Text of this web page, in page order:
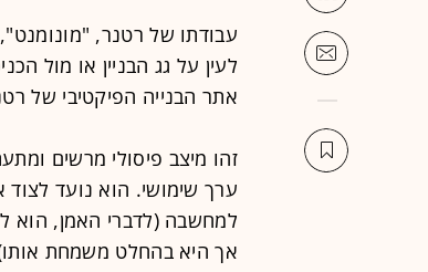
עבודתו של רטנר,
לעין על גג הבניין או מול
אתר הבנייה הפיקטיבי של
זהו מיצב פיסולי מרשים
ערך שימושי. הוא נועד
למחשבה (לדברי האמן, הוא
אך היא בהחלט משמחת